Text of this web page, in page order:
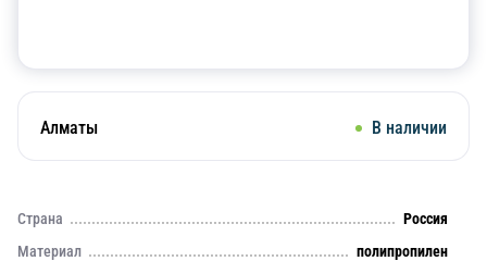
Алматы В наличии
Страна
Россия
Материал
полипропилен